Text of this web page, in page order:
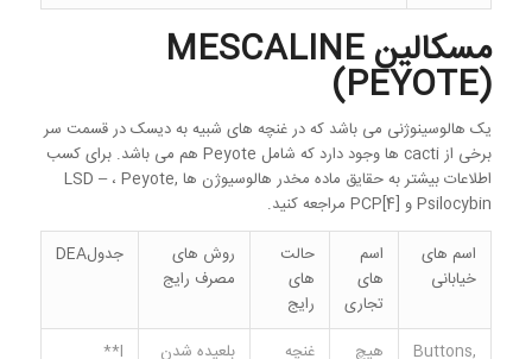
مسکالین MESCALINE
(PEYOTE)
یک هالوسینوژنی می باشد که در غنچه های شبیه به دیسک در قسمت سر
برخی از cacti ها وجود دارد که شامل Peyote هم می باشد. برای کسب
اطلاعات بیشتر به حقایق ماده مخدر هالوسیوژن ها LSD – ، Peyote,
Psilocybin و PCP[4] مراجعه کنید.
اسم های
خیابانی
اسم
های
تجاری
حالت
های
رایج
روش های
مصرف رایج
جدولDEA
Buttons,
هیچ
غنچه
بلعیده شدن
I**